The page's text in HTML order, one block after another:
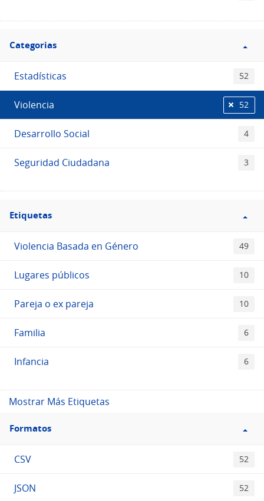
Filtro
Categorias
Categorias
Estadísticas 52
Violencia 52
Desarrollo Social 4
Seguridad Ciudadana 3
Filtro
Etiquetas
Etiquetas
Violencia Basada en Género 49
Lugares públicos 10
Pareja o ex pareja 10
Familia 6
Infancia 6
Mostrar Más Etiquetas
Filtro
Formatos
Formatos
CSV 52
JSON 52